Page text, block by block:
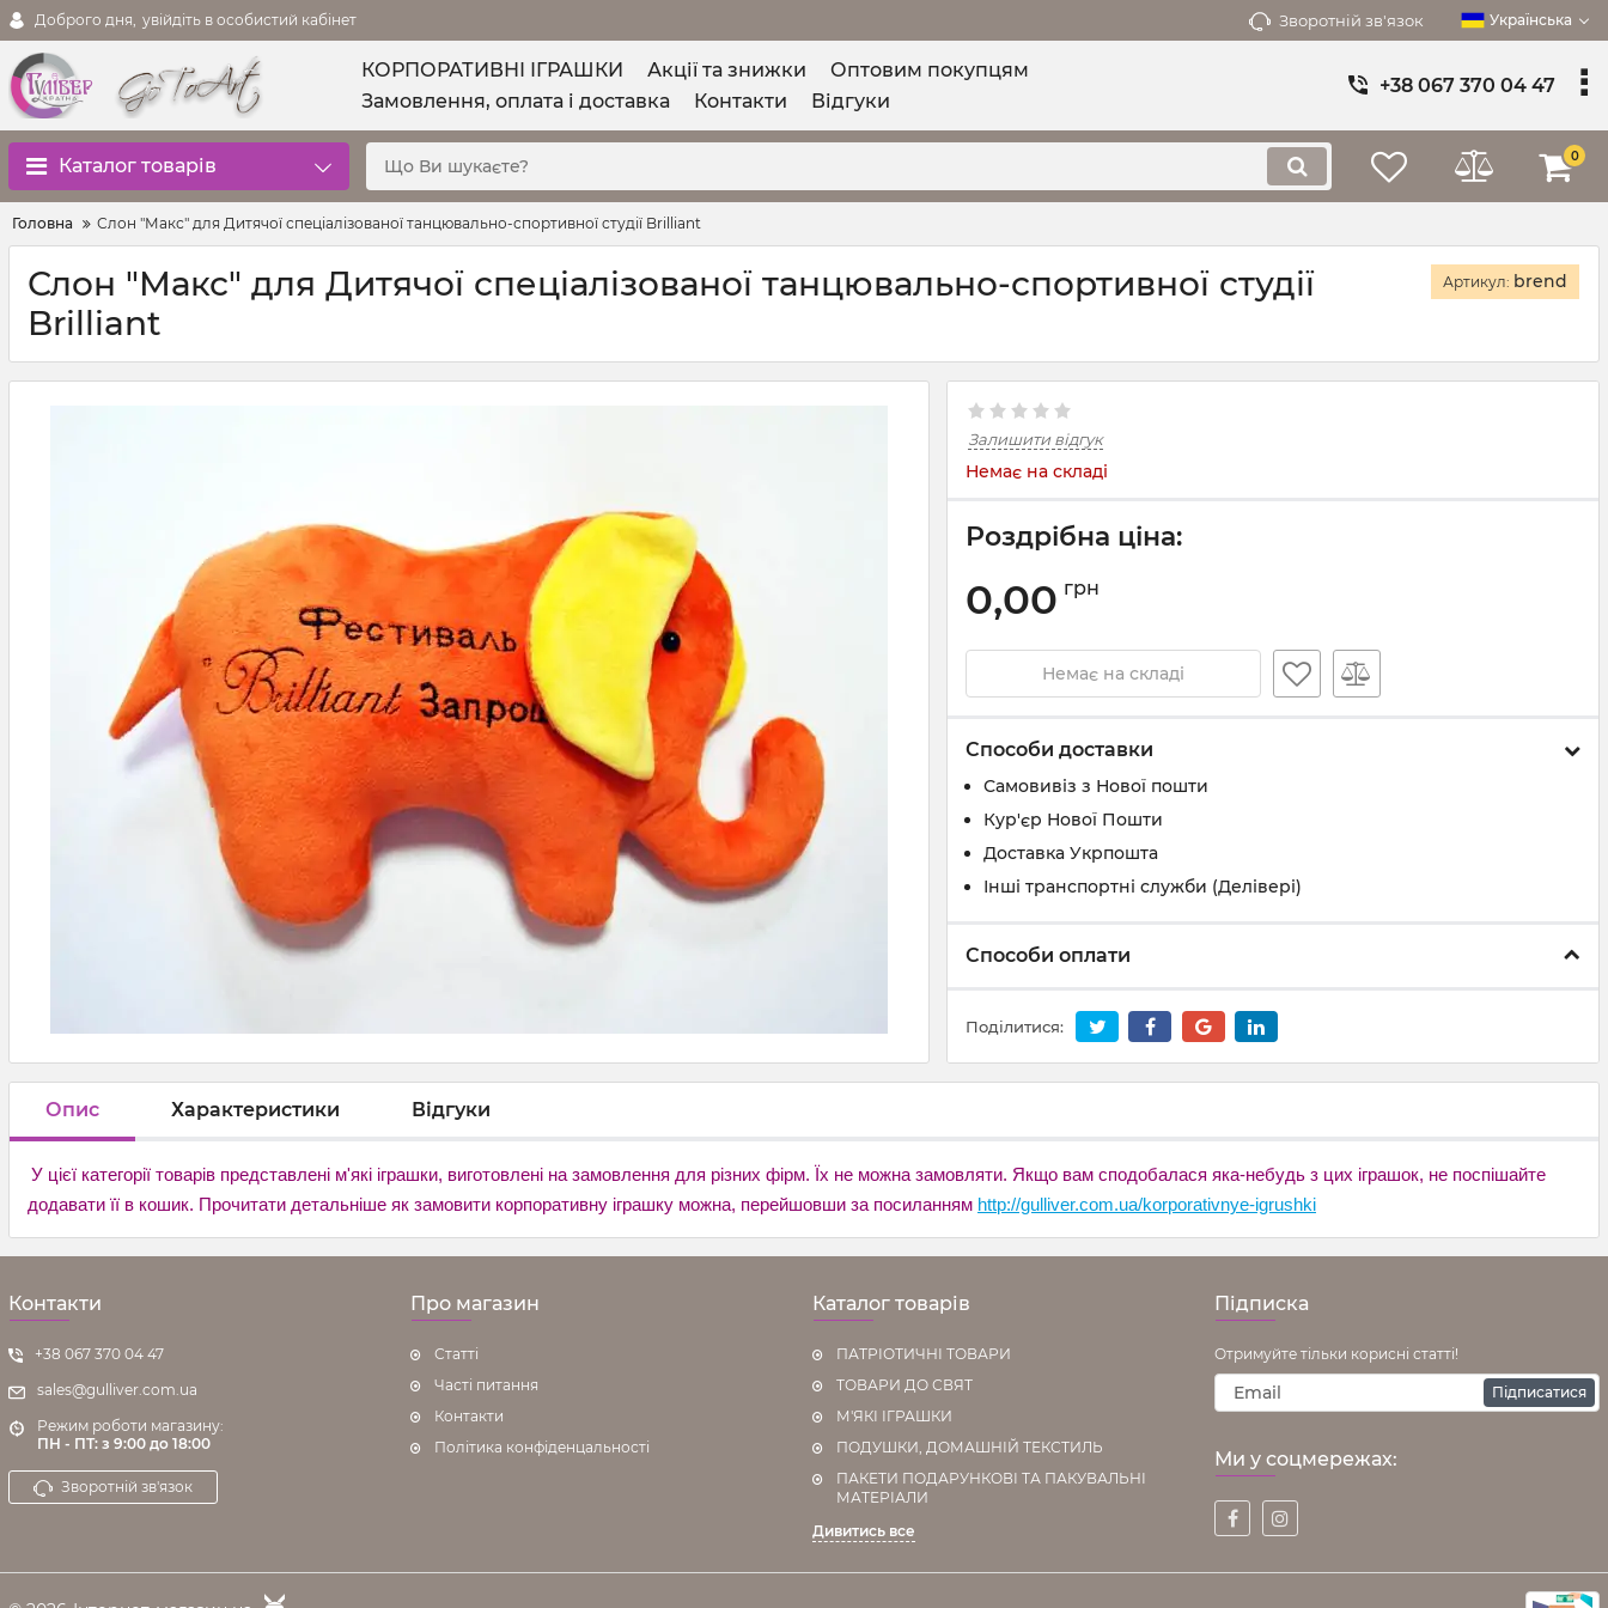
Доброго дня, увійдіть в особистий кабінет Зворотній зв'язок Українська
КОРПОРАТИВНІ ІГРАШКИ Акції та знижки
Оптовим покупцям
Замовлення, оплата і доставка
Контакти Відгуки
+38 067 370 04 47
Каталог товарів 0
Головна Слон "Макс" для Дитячої спеціалізованої танцювально-спортивної студії Brilliant
Слон "Макс" для Дитячої спеціалізованої танцювально-спортивної студії
Brilliant
Артикул: brend
Залишити відгук
Немає на складі
Роздрібна ціна:
0,00 грн
Немає на складі
Способи доставки
Самовивіз з Нової пошти
Кур'єр Нової Пошти
Доставка Укрпошта
Інші транспортні служби (Делівері)
Способи оплати
Поділитися:
Опис Характеристики Відгуки
У цієї категорії товарів представлені м'які іграшки, виготовлені на замовлення для різних фірм. Їх не можна замовляти. Якщо вам сподобалася яка-небудь з цих іграшок, не поспішайте
додавати її в кошик. Прочитати детальніше як замовити корпоративну іграшку можна, перейшовши за посиланням http://gulliver.com.ua/korporativnye-igrushki
Контакти
+38 067 370 04 47
sales@gulliver.com.ua
Режим роботи магазину:
ПН - ПТ: з 9:00 до 18:00
Зворотній зв'язок
Про магазин
Статті
Часті питання
Контакти
Політика конфіденцальності
Каталог товарів
ПАТРІОТИЧНІ ТОВАРИ
ТОВАРИ ДО СВЯТ
М'ЯКІ ІГРАШКИ
ПОДУШКИ, ДОМАШНІЙ ТЕКСТИЛЬ
ПАКЕТИ ПОДАРУНКОВІ ТА ПАКУВАЛЬНІ
МАТЕРІАЛИ
Дивитись все
Підписка
Отримуйте тільки корисні статті!
Підписатися
Ми у соцмережах: